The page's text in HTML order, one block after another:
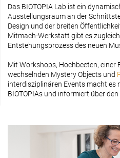
Das BIOTOPIA Lab ist ein
Ausstellungsraum an der
Design und der breiten
Mitmach-Werkstatt gibt es
Entstehungsprozess des neuen
Mit Workshops, Hochbeeten, einer
wechselnden Mystery Objects und
interdisziplinären Events macht es
BIOTOPIAs und informiert über